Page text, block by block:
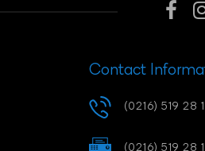
Contact
(0216) 519 28
(0216) 519 28